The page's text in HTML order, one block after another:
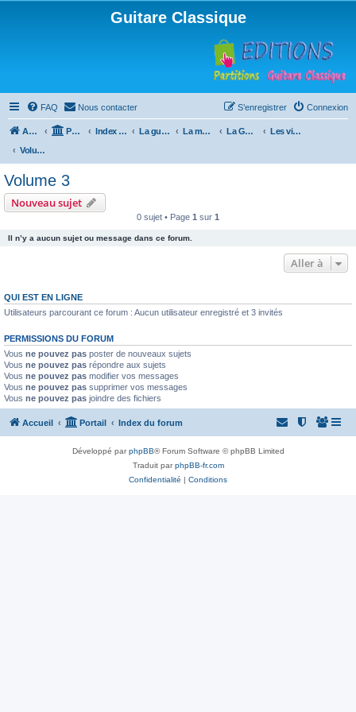
Guitare Classique
FAQ Nous contacter Connexion
S’enregistrer
Accueil Portail Index du forum La guitare : instrument, cours et théorie La méthode à Paulo La Guitare, Paulo da Fontoura
Les vidéos de la méthode
Volume 3
Volume 3
Nouveau sujet
0 sujet • Page 1 sur 1
Il n’y a aucun sujet ou message dans ce forum.
Aller à
QUI EST EN LIGNE
Utilisateurs parcourant ce forum : Aucun utilisateur enregistré et 3 invités
PERMISSIONS DU FORUM
Vous ne pouvez pas poster de nouveaux sujets
Vous ne pouvez pas répondre aux sujets
Vous ne pouvez pas modifier vos messages
Vous ne pouvez pas supprimer vos messages
Vous ne pouvez pas joindre des fichiers
Accueil Portail Index du forum
Développé parphpBB® Forum Software © phpBB Limited
Traduit parphpBB-fr.com
Confidentialité | Conditions